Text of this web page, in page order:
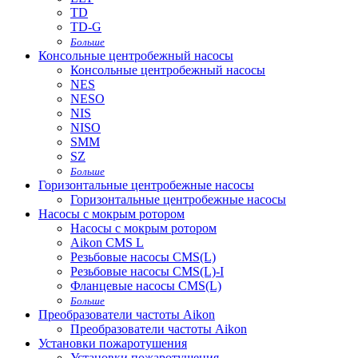
TD
TD-G
Больше
Консольные центробежный насосы
Консольные центробежный насосы
NES
NESO
NIS
NISO
SMM
SZ
Больше
Горизонтальные центробежные насосы
Горизонтальные центробежные насосы
Насосы с мокрым ротором
Насосы с мокрым ротором
Aikon CMS L
Резьбовые насосы CMS(L)
Резьбовые насосы CMS(L)-I
Фланцевые насосы CMS(L)
Больше
Преобразователи частоты Aikon
Преобразователи частоты Aikon
Установки пожаротушения